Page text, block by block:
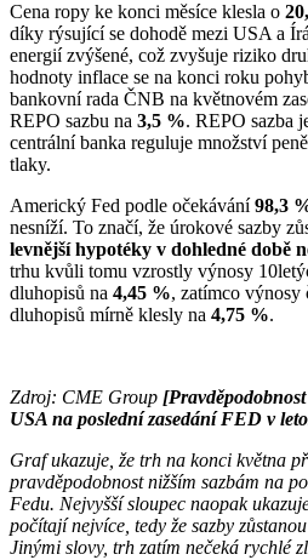
Cena ropy ke konci měsíce klesla o
díky rýsující se dohodě mezi USA a
energií zvýšené, což zvyšuje riziko
hodnoty inflace se na konci roku
bankovní rada ČNB na květnovém
REPO sazbu na 3,5 %. REPO sazba
centrální banka reguluje množství
tlaky.
Americký Fed podle očekávání98,3
nesníží. To značí, že úrokové sazby
levnější hypotéky v dohledné době
trhu kvůli tomu vzrostly výnosy
dluhopisů na 4,45 %, zatímco výnosy
dluhopisů mírně klesly na 4,75 %.
Zdroj: CME Group
USA na poslední zasedání FED v
Graf ukazuje, že trh na konci května
pravděpodobnost nižším sazbám na
Fedu. Nejvyšší sloupec naopak
počítají nejvíce, tedy že sazby
Jinými slovy, trh zatím nečeká rychlé